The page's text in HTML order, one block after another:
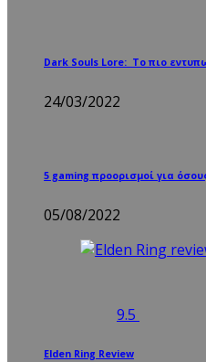
Dark Souls Lore: Το πιο
24/03/2022
5 gaming προορισμοί για
05/08/2022
9.5
Elden Ring Review